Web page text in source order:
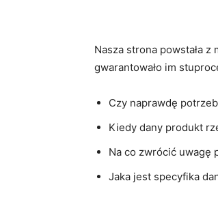
Nasza strona powstała
gwarantowało im
Czy naprawdę
Kiedy dany produkt
Na co zwrócić uwagę
Jaka jest specyfika